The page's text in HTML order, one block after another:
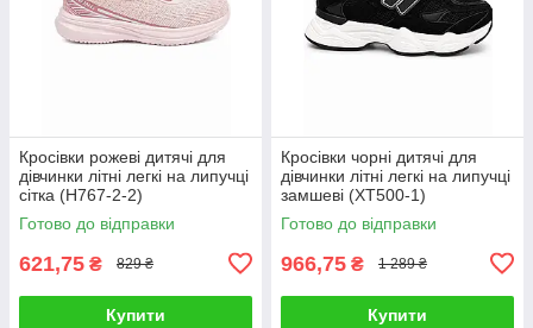
Кросівки рожеві дитячі для
дівчинки літні легкі на липучці
сітка (H767-2-2)
Готово до відправки
621,75 ₴ 829 ₴
Купити
Кросівки чорні дитячі для
дівчинки літні легкі на липучці
замшеві (XT500-1)
Готово до відправки
966,75 ₴ 1 289 ₴
Купити